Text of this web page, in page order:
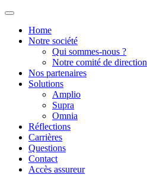
Home
Notre société
Qui sommes-nous ?
Notre comité de direction
Nos partenaires
Solutions
Amplio
Supra
Omnia
Réflections
Carrières
Questions
Contact
Accès assureur